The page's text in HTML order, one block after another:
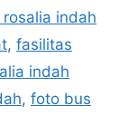
rosalia indah
, fasilitas
indah
, foto bus